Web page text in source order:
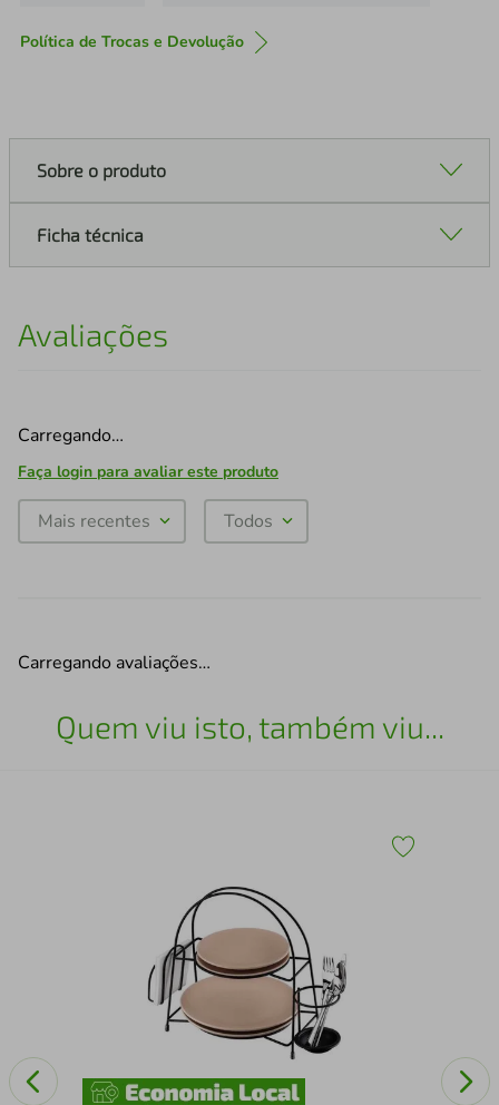
Política de Trocas e Devolução
Sobre o produto
Ficha técnica
Avaliações
Carregando…
Faça login para avaliar este produto
Mais recentes Todos
Carregando avaliações…
Quem viu isto, também viu...